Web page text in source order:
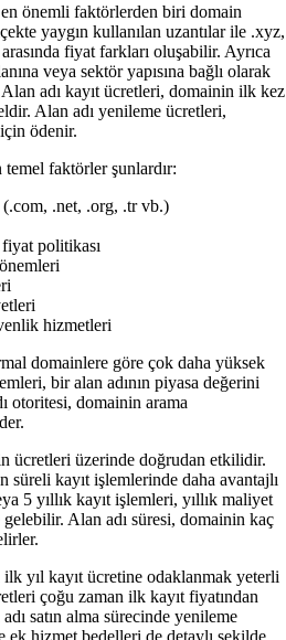
önemli faktörlerden biri domain
yaygın kullanılan uzantılar ile .xyz,
fiyat farkları oluşabilir. Ayrıca
veya sektör yapısına bağlı olarak
adı kayıt ücretleri, domainin ilk kez
Alan adı yenileme ücretleri,
ödenir.
faktörler şunlardır:
(.com, .net, .org, .tr vb.)
politikası
hizmetleri
domainlere göre çok daha yüksek
bir alan adının piyasa değerini
otoritesi, domainin arama
ücretleri üzerinde doğrudan etkilidir.
süreli kayıt işlemlerinde daha avantajlı
5 yıllık kayıt işlemleri, yıllık maliyet
gelebilir. Alan adı süresi, domainin kaç
ilk yıl kayıt ücretine odaklanmak yeterli
çoğu zaman ilk kayıt fiyatından
satın alma sürecinde yenileme
hizmet bedelleri de detaylı şekilde